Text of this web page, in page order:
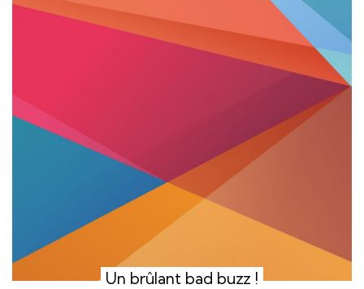
Un brûlant bad buzz !